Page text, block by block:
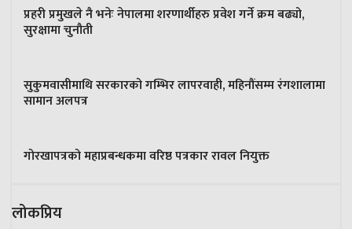
प्रहरी प्रमुखले नै भनेः नेपालमा शरणार्थीहरु प्रवेश गर्ने क्रम बढ्यो,
सुरक्षामा चुनौती
सुकुमवासीमाथि सरकारको गम्भिर लापरवाही, महिनौंसम्म रंगशालामा
सामान अलपत्र
गोरखापत्रको महाप्रबन्धकमा वरिष्ठ पत्रकार रावल नियुक्त
लोकप्रिय